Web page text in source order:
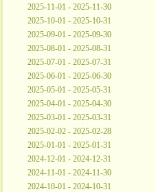
2025-11-01 - 2025-11-30
2025-10-01 - 2025-10-31
2025-09-01 - 2025-09-30
2025-08-01 - 2025-08-31
2025-07-01 - 2025-07-31
2025-06-01 - 2025-06-30
2025-05-01 - 2025-05-31
2025-04-01 - 2025-04-30
2025-03-01 - 2025-03-31
2025-02-02 - 2025-02-28
2025-01-01 - 2025-01-31
2024-12-01 - 2024-12-31
2024-11-01 - 2024-11-30
2024-10-01 - 2024-10-31